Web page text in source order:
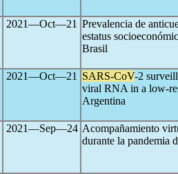
2021―Oct―21 Prevalencia de
estatus
Brasil
2021―Oct―21 SARS-CoV-2
viral RNA in a low-
Argentina
2021―Sep―24 Acompañamiento
durante la pandemia